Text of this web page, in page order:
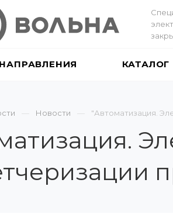
КАТАЛОГ
Новости "Автоматизация.